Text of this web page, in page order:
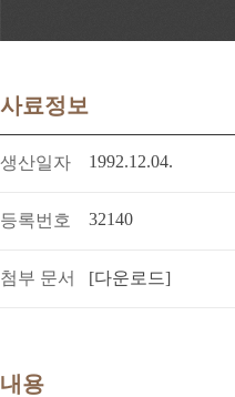
사료정보
생산일자 1992.12.04.
등록번호 32140
첨부 문서 [다운로드]
내용